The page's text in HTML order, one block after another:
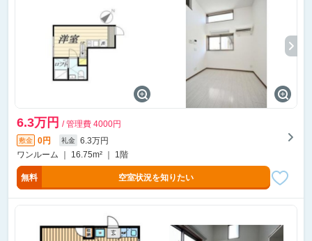
6.3万円 / 管理費 4000円
敷金 0円 礼金
6.3万円
ワンルーム ｜ 16.75m² ｜ 1階
無料 空室状況を知りたい